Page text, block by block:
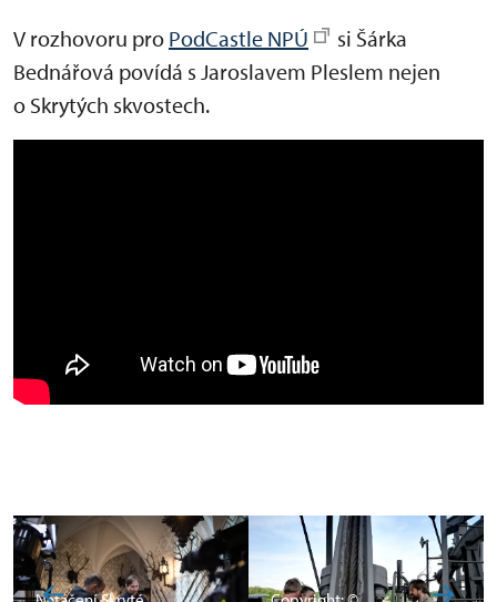
V rozhovoru pro PodCastle NPÚ
si Šárka
Bednářová povídá s Jaroslavem Pleslem nejen
o Skrytých skvostech.